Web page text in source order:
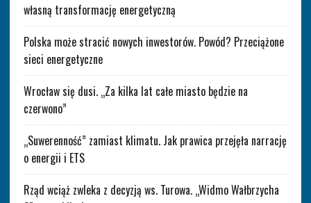
własną transformację energetyczną
Polska może stracić nowych inwestorów. Powód? Przeciążone
sieci energetyczne
Wrocław się dusi. „Za kilka lat całe miasto będzie na
czerwono”
„Suwerenność” zamiast klimatu. Jak prawica przejęła narrację
o energii i ETS
Rząd wciąż zwleka z decyzją ws. Turowa. „Widmo Wałbrzycha